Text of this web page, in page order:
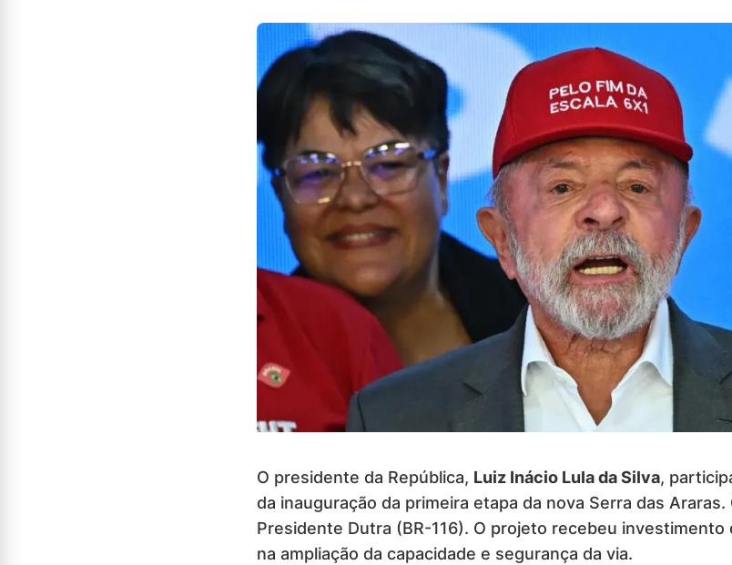
O presidente da República, Luiz Inácio Lula da Silva,
da inauguração da primeira etapa da nova Serra das
Presidente Dutra (BR-116). O projeto recebeu investimento
na ampliação da capacidade e segurança da via.